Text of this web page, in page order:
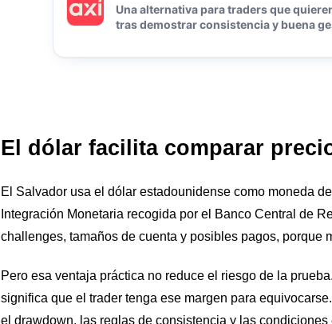
Una alternativa para traders que
tras demostrar consistencia y buena
El dólar facilita comparar
El Salvador usa el dólar estadounidense como moneda
Integración Monetaria recogida por el Banco Central de
challenges, tamaños de cuenta y posibles pagos, porque
Pero esa ventaja práctica no reduce el riesgo de la
significa que el trader tenga ese margen para
el drawdown, las reglas de consistencia y las condiciones